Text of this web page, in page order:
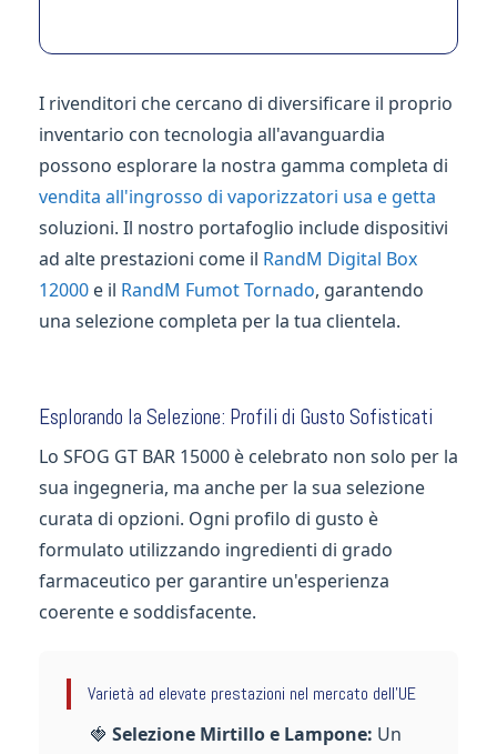
I rivenditori che cercano di diversificare il proprio
inventario con tecnologia all'avanguardia
possono esplorare la nostra gamma completa di
vendita all'ingrosso di vaporizzatori usa e getta
soluzioni. Il nostro portafoglio include dispositivi
ad alte prestazioni come il RandM Digital Box
12000 e il RandM Fumot Tornado, garantendo
una selezione completa per la tua clientela.
Esplorando la Selezione: Profili di Gusto Sofisticati
Lo SFOG GT BAR 15000 è celebrato non solo per la
sua ingegneria, ma anche per la sua selezione
curata di opzioni. Ogni profilo di gusto è
formulato utilizzando ingredienti di grado
farmaceutico per garantire un'esperienza
coerente e soddisfacente.
Varietà ad elevate prestazioni nel mercato dell'UE
🍓 Selezione Mirtillo e Lampone: Un